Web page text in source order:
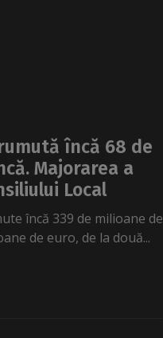
încă 68 de
Majorarea a
Local
încă 339 de milioane de
de euro, de la două...